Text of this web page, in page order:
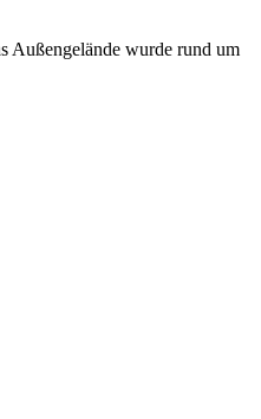
Außengelände wurde rund um